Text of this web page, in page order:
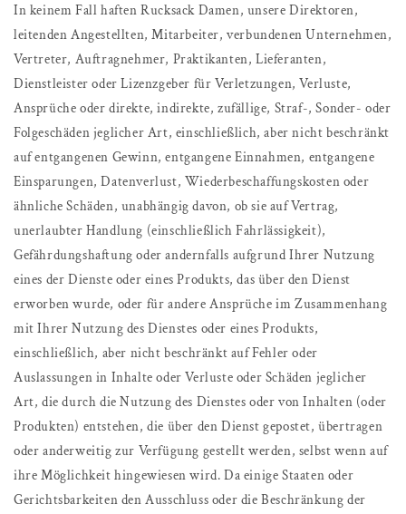
In keinem Fall haften Rucksack Damen, unsere Direktoren,
leitenden Angestellten, Mitarbeiter, verbundenen Unternehmen,
Vertreter, Auftragnehmer, Praktikanten, Lieferanten,
Dienstleister oder Lizenzgeber für Verletzungen, Verluste,
Ansprüche oder direkte, indirekte, zufällige, Straf-, Sonder- oder
Folgeschäden jeglicher Art, einschließlich, aber nicht beschränkt
auf entgangenen Gewinn, entgangene Einnahmen, entgangene
Einsparungen, Datenverlust, Wiederbeschaffungskosten oder
ähnliche Schäden, unabhängig davon, ob sie auf Vertrag,
unerlaubter Handlung (einschließlich Fahrlässigkeit),
Gefährdungshaftung oder andernfalls aufgrund Ihrer Nutzung
eines der Dienste oder eines Produkts, das über den Dienst
erworben wurde, oder für andere Ansprüche im Zusammenhang
mit Ihrer Nutzung des Dienstes oder eines Produkts,
einschließlich, aber nicht beschränkt auf Fehler oder
Auslassungen in Inhalte oder Verluste oder Schäden jeglicher
Art, die durch die Nutzung des Dienstes oder von Inhalten (oder
Produkten) entstehen, die über den Dienst gepostet, übertragen
oder anderweitig zur Verfügung gestellt werden, selbst wenn auf
ihre Möglichkeit hingewiesen wird. Da einige Staaten oder
Gerichtsbarkeiten den Ausschluss oder die Beschränkung der